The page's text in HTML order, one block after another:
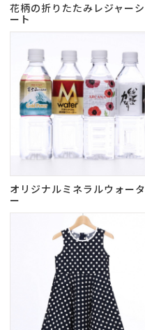
花柄の折りたたみレジャーシ
ート
オリジナルミネラルウォータ
ー